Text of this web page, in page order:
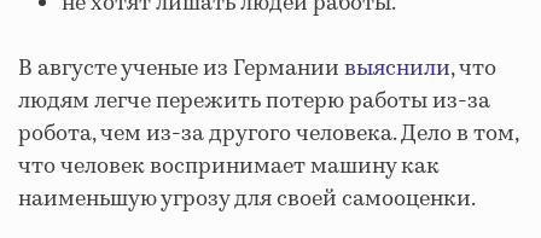
В августе ученые из Германиивыяснили, что
людям легче пережить потерю работы из-за
робота, чем из-за другого человека. Дело в том,
что человек воспринимает машину как
наименьшую угрозу для своей самооценки.